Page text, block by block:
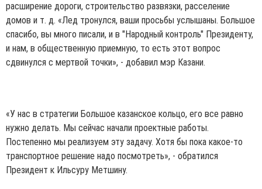
расширение дороги, строительство развязки, расселение
домов и т. д. «Лед тронулся, ваши просьбы услышаны. Большое
спасибо, вы много писали, и в "Народный контроль" Президенту,
и нам, в общественную приемную, то есть этот вопрос
сдвинулся с мертвой точки», - добавил мэр Казани.
«У нас в стратегии Большое казанское кольцо, его все равно
нужно делать. Мы сейчас начали проектные работы.
Постепенно мы реализуем эту задачу. Хотя бы пока какое-то
транспортное решение надо посмотреть», - обратился
Президент к Ильсуру Метшину.